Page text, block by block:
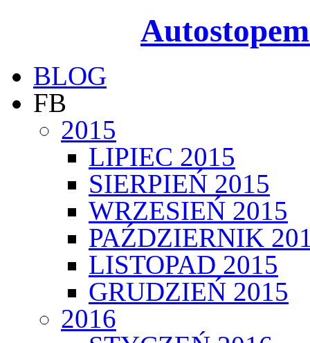
BLOG
FB
2015
LIPIEC 2015
SIERPIEŃ 2015
WRZESIEŃ 2015
PAŹDZIERNIK
LISTOPAD 2015
GRUDZIEŃ 2015
2016